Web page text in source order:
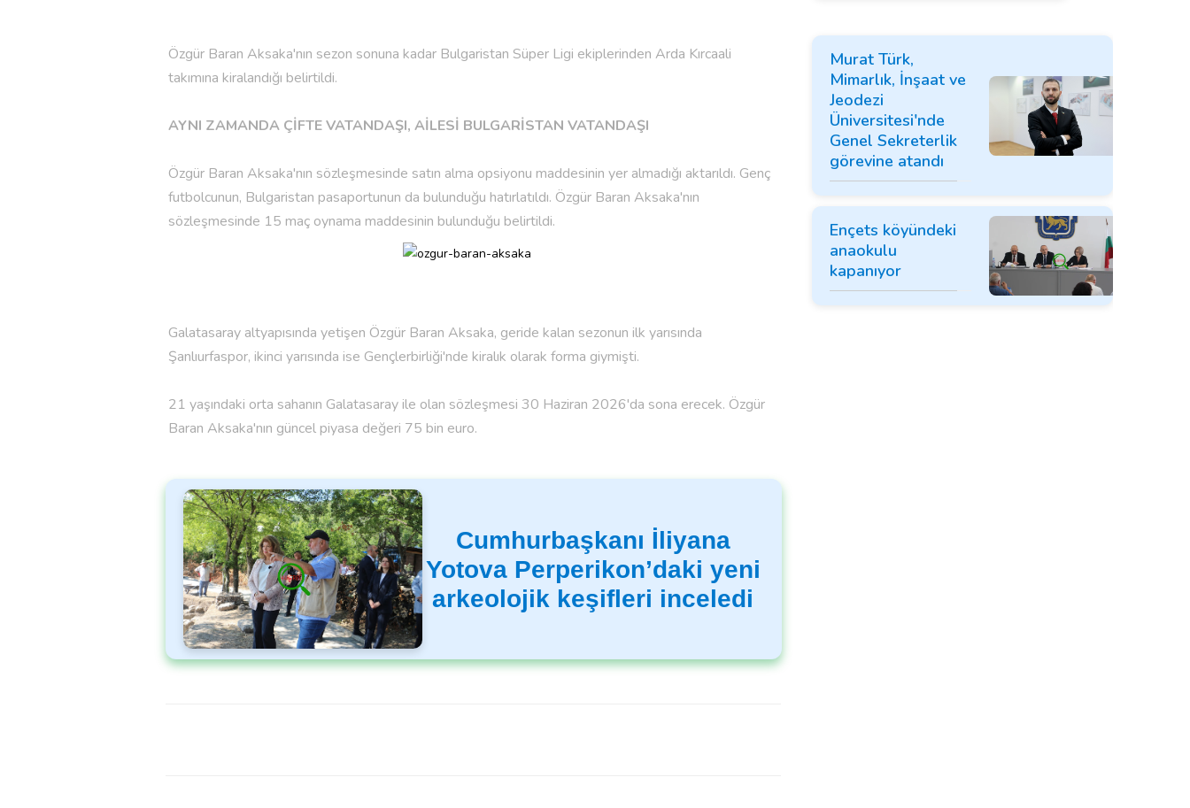
Özgür Baran Aksaka'nın sezon sonuna kadar Bulgaristan Süper Ligi ekiplerinden Arda Kırcaali
takımına kiralandığı belirtildi.
AYNI ZAMANDA ÇİFTE VATANDAŞI, AİLESİ BULGARİSTAN VATANDAŞI
Özgür Baran Aksaka'nın sözleşmesinde satın alma opsiyonu maddesinin yer almadığı aktarıldı. Genç
futbolcunun, Bulgaristan pasaportunun da bulunduğu hatırlatıldı. Özgür Baran Aksaka'nın
sözleşmesinde 15 maç oynama maddesinin bulunduğu belirtildi.
Galatasaray altyapısında yetişen Özgür Baran Aksaka, geride kalan sezonun ilk yarısında
Şanlıurfaspor, ikinci yarısında ise Gençlerbirliği'nde kiralık olarak forma giymişti.
21 yaşındaki orta sahanın Galatasaray ile olan sözleşmesi 30 Haziran 2026'da sona erecek. Özgür
Baran Aksaka'nın güncel piyasa değeri 75 bin euro.
Cumhurbaşkanı İliyana
Yotova Perperikon’daki yeni
arkeolojik keşifleri inceledi
Murat Türk,
Mimarlık, İnşaat ve
Jeodezi
Üniversitesi'nde
Genel Sekreterlik
görevine atandı
Ençets köyündeki
anaokulu
kapanıyor